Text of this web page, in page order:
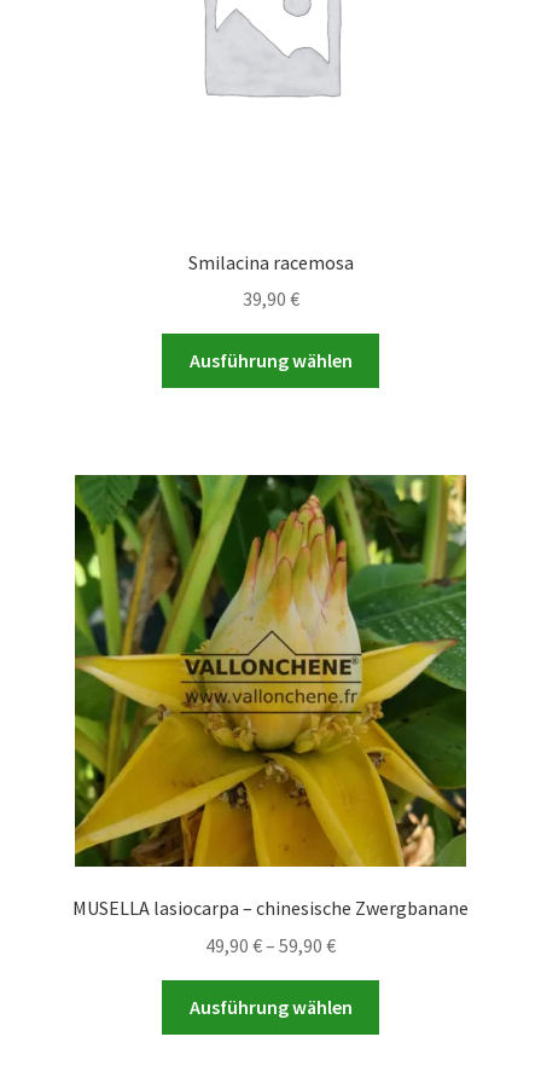
Smilacina racemosa
39,90 €
Ausführung wählen
auf.
Die
Optionen
können
auf
der
Produktseite
gewählt
werden
MUSELLA lasiocarpa – chinesische Zwergbanane
49,90 €– 59,90 €Preisspanne:
49,90 €
bis
59,90 €
Ausführung wählen